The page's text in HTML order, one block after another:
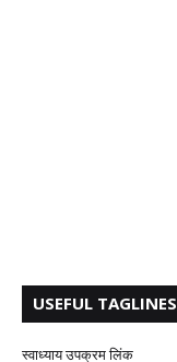
USEFUL TAGLINES
स्वाध्याय उपक्रम लिंक